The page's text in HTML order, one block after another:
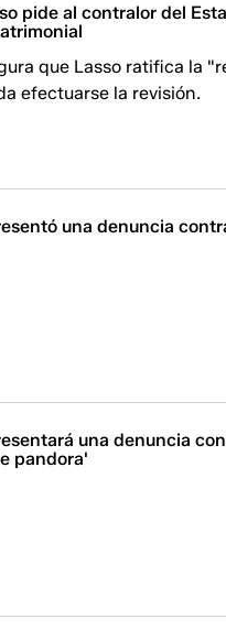
pide al contralor del
que Lasso ratifica la
efectuarse la revisión.
una denuncia
una denuncia
pandora'